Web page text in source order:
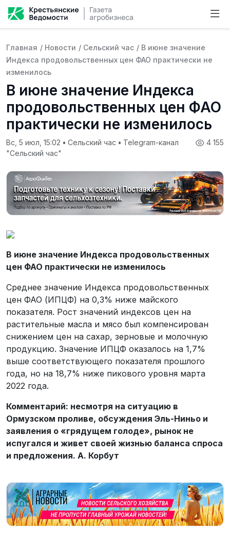
Главная / Новости / Сельский час / В июне значение
Индекса продовольственных цен ФАО практически не
изменилось
В июне значение Индекса
продовольственных цен ФАО
практически не изменилось
4 155
Вс, 5 июл, 15:02 • Сельский час • Telegram-канал
"Сельский час"
В июне значение Индекса продовольственных
цен ФАО практически не изменилось
Среднее значение Индекса продовольственных
цен ФАО (ИПЦФ) на 0,3% ниже майского
показателя. Рост значений индексов цен на
растительные масла и мясо был компенсирован
снижением цен на сахар, зерновые и молочную
продукцию. Значение ИПЦФ оказалось на 1,7%
выше соответствующего показателя прошлого
года, но на 18,7% ниже пикового уровня марта
2022 года.
Комментарий: несмотря на ситуацию в
Ормузском проливе, обсуждения Эль-Ниньо и
заявления о «грядущем голоде», рынок не
испугался и живет своей жизнью баланса спроса
и предложения. А. Корбут